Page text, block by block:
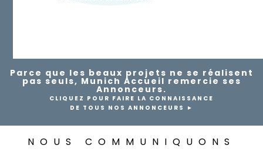
Parce que les beaux projets ne se réalisent
pas seuls, Munich Accueil remercie ses
Annonceurs.
CLIQUEZ POUR FAIRE LA CONNAISSANCE
DE TOUS NOS ANNONCEURS ►
NOUS COMMUNIQUONS